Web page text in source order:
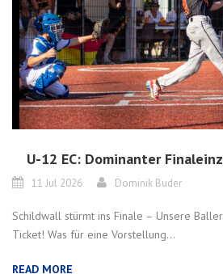
U-12 EC: Dominanter
11 Jul 2026 Dominik Buder
Schildwall stürmt ins Finale – Unsere
Ticket! Was für eine Vorstellung...
READ MORE